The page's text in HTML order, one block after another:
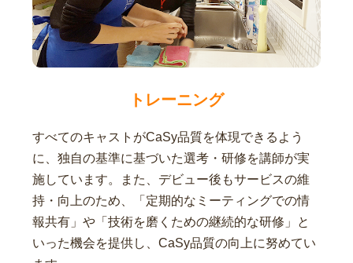
トレーニング
すべてのキャストがCaSy品質を体現できるよう
に、独自の基準に基づいた選考・研修を講師が実
施しています。また、デビュー後もサービスの維
持・向上のため、「定期的なミーティングでの情
報共有」や「技術を磨くための継続的な研修」と
いった機会を提供し、CaSy品質の向上に努めてい